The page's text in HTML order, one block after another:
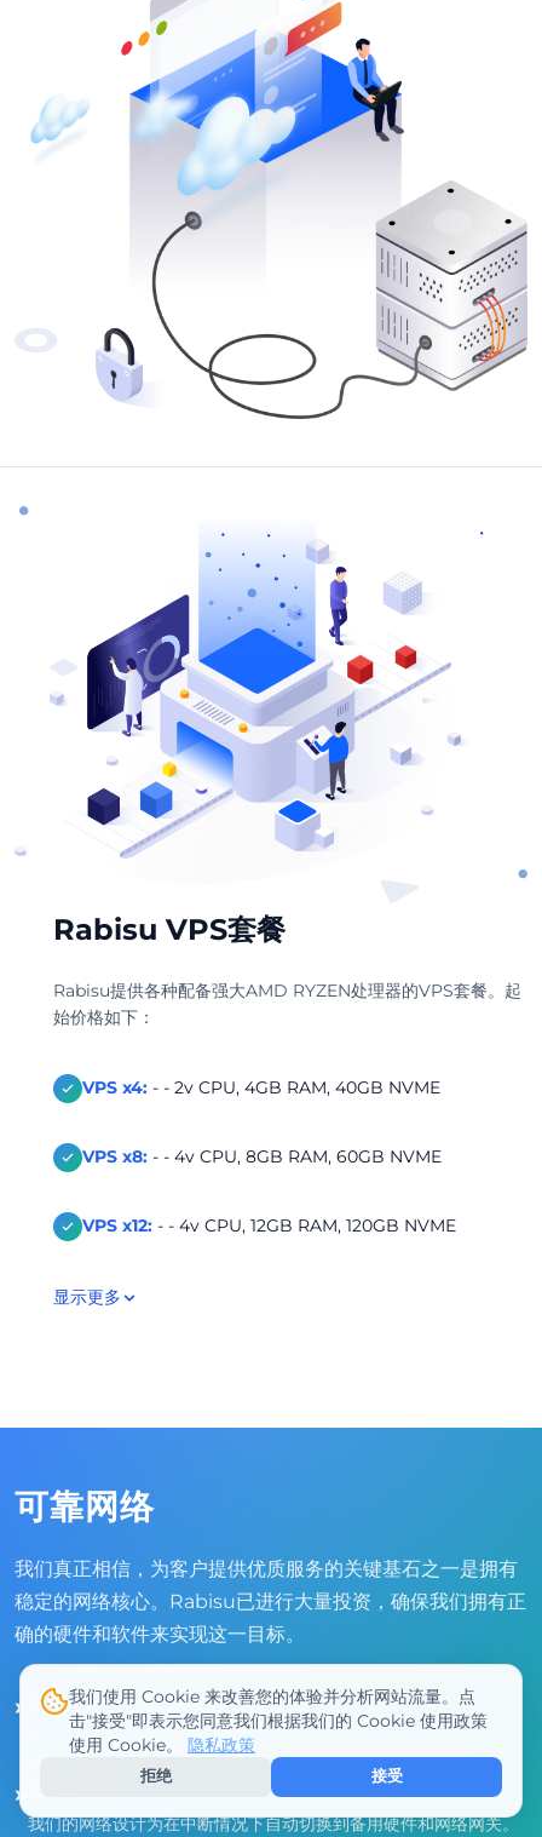
Rabisu VPS套餐
Rabisu提供各种配备强大AMD RYZEN处理器的VPS套餐。起
始价格如下：
VPS x4: - - 2v CPU, 4GB RAM, 40GB NVME
VPS x8: - - 4v CPU, 8GB RAM, 60GB NVME
VPS x12: - - 4v CPU, 12GB RAM, 120GB NVME
显示更多
可靠网络
我们真正相信，为客户提供优质服务的关键基石之一是拥有
稳定的网络核心。Rabisu已进行大量投资，确保我们拥有正
确的硬件和软件来实现这一目标。
» 80Gbit+交换机容量
我们所有的网络交换机和设备都连接到至少80Gbit的上行链路容
»
我们的网络设计为在中断情况下自动切换到备用硬件和网络网关。
我们使用 Cookie 来改善您的体验并分析网站流量。点
击"接受"即表示您同意我们根据我们的 Cookie 使用政策
使用 Cookie。
隐私政策
拒绝 接受